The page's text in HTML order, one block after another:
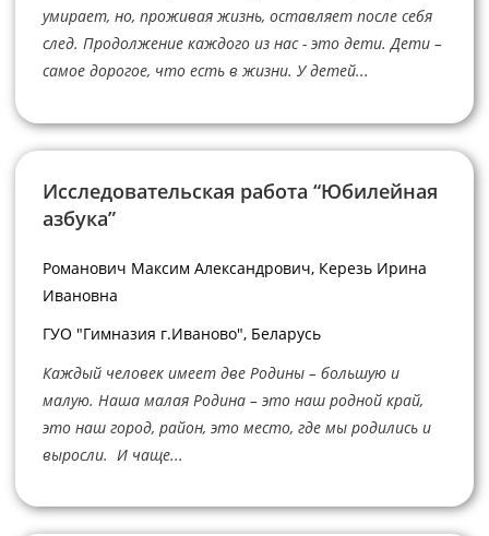
умирает, но, проживая жизнь, оставляет после себя
след. Продолжение каждого из нас - это дети. Дети –
самое дорогое, что есть в жизни. У детей...
Исследовательская работа “Юбилейная
азбука”
Романович Максим Александрович, Керезь Ирина
Ивановна
ГУО "Гимназия г.Иваново", Беларусь
Каждый человек имеет две Родины – большую и
малую. Наша малая Родина – это наш родной край,
это наш город, район, это место, где мы родились и
выросли. И чаще...